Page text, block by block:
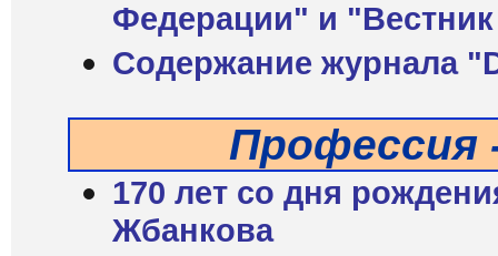
Федерации" и
Содержание журнала
Профессия
170 лет со дня
Жбанкова